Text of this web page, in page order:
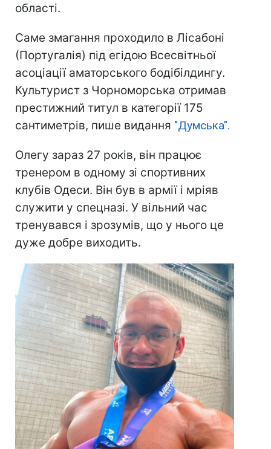
області.
Саме змагання проходило в Лісабоні
(Португалія) під егідою Всесвітньої
асоціації аматорського бодібілдингу.
Культурист з Чорноморська отримав
престижний титул в категорії 175
сантиметрів, пише видання "Думська".
Олегу зараз 27 років, він працює
тренером в одному зі спортивних
клубів Одеси. Він був в армії і мріяв
служити у спецназі. У вільний час
тренувався і зрозумів, що у нього це
дуже добре виходить.